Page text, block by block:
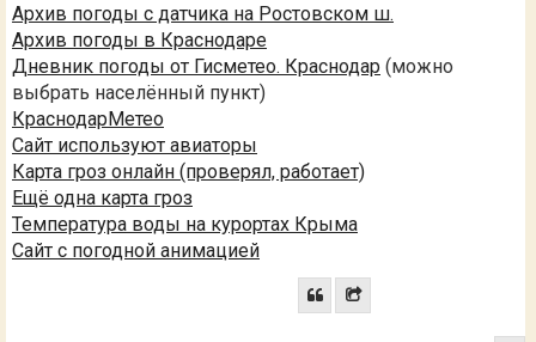
Архив погоды с датчика на Ростовском ш.
Архив погоды в Краснодаре
Дневник погоды от Гисметео. Краснодар (можно
выбрать населённый пункт)
КраснодарМетео
Сайт используют авиаторы
Карта гроз онлайн (проверял, работает)
Ещё одна карта гроз
Температура воды на курортах Крыма
Сайт с погодной анимацией